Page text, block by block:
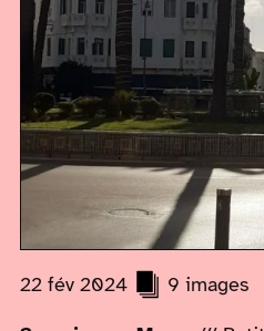
22 fév 2024 9 images